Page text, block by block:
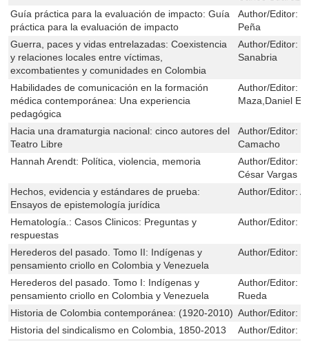
Guía práctica para la evaluación de impacto: Guía
práctica para la evaluación de impacto
Author/Editor:
Peña
Guerra, paces y vidas entrelazadas: Coexistencia
y relaciones locales entre víctimas,
excombatientes y comunidades en Colombia
Author/Editor:
Sanabria
Habilidades de comunicación en la formación
médica contemporánea: Una experiencia
pedagógica
Author/Editor:
Maza,Daniel
Hacia una dramaturgia nacional: cinco autores del
Teatro Libre
Author/Editor:
Camacho
Hannah Arendt: Política, violencia, memoria
Author/Editor:
César Vargas
Hechos, evidencia y estándares de prueba:
Ensayos de epistemología jurídica
Author/Editor:
Hematología.: Casos Clinicos: Preguntas y
respuestas
Author/Editor:
Herederos del pasado. Tomo II: Indígenas y
pensamiento criollo en Colombia y Venezuela
Author/Editor:
Herederos del pasado. Tomo I: Indígenas y
pensamiento criollo en Colombia y Venezuela
Author/Editor:
Rueda
Historia de Colombia contemporánea: (1920-2010) Author/Editor:
Historia del sindicalismo en Colombia, 1850-2013
Author/Editor: